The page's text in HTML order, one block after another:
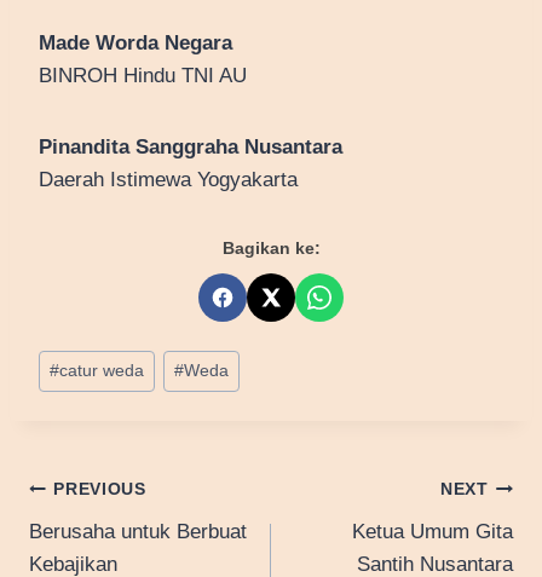
Made Worda Negara
BINROH Hindu TNI AU
Pinandita Sanggraha Nusantara
Daerah Istimewa Yogyakarta
Bagikan ke:
Post
Tags:
#catur weda #Weda
Post
navigation
PREVIOUS
Berusaha untuk Berbuat
Kebajikan
NEXT
Ketua Umum Gita
Santih Nusantara